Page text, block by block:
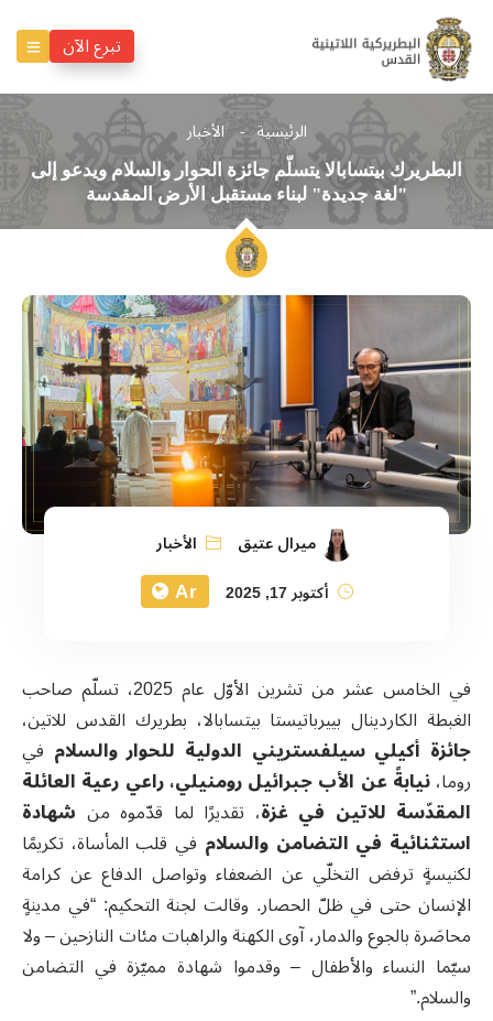
تبرع الآن
الرئيسية الأخبار
البطريرك بيتسابالا يتسلّم جائزة الحوار والسلام ويدعو إلى
"لغة جديدة" لبناء مستقبل الأرض المقدسة
ميرال عتيق
الأخبار
أكتوبر 17, 2025
Ar
في الخامس عشر من تشرين الأوّل عام 2025، تسلّم صاحب
الغبطة الكاردينال بييرباتيستا بيتسابالا، بطريرك القدس للاتين،
جائزة أكيلي سيلفستريني الدولية للحوار والسلام في
روما،نيابةً عن الأب جبرائيل رومنيلي، راعي رعية العائلة
المقدّسة للاتين في غزة، تقديرًا لما قدّموه من شهادة
استثنائية في التضامن والسلام في قلب المأساة، تكريمًا
لكنيسةٍ ترفض التخلّي عن الضعفاء وتواصل الدفاع عن كرامة
الإنسان حتى في ظلّ الحصار. وقالت لجنة التحكيم: “في مدينةٍ
محاصَرة بالجوع والدمار، آوى الكهنة والراهبات مئات النازحين – ولا
سيّما النساء والأطفال – وقدموا شهادة مميّزة في التضامن
والسلام.”